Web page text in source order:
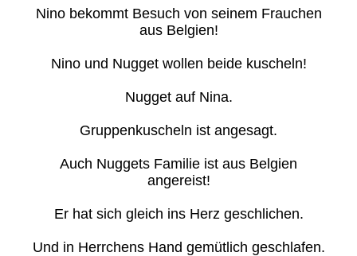
Nino bekommt Besuch von seinem Frauchen
aus Belgien!
Nino und Nugget wollen beide kuscheln!
Nugget auf Nina.
Gruppenkuscheln ist angesagt.
Auch Nuggets Familie ist aus Belgien
angereist!
Er hat sich gleich ins Herz geschlichen.
Und in Herrchens Hand gemütlich geschlafen.